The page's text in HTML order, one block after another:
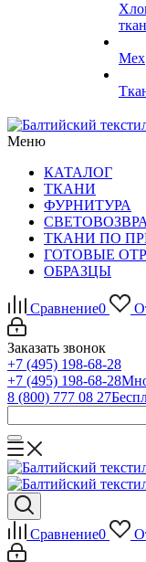
Мех
Меню
КАТАЛОГ
ТКАНИ
ФУРНИТУРА
ТКАНИ ПО
ГОТОВЫЕ
ОБРАЗЦЫ
Сравнение0
Заказать звонок
+7 (495) 198-68-28
+7 (495) 198-68-28
8 (800) 777 08 27
Сравнение0